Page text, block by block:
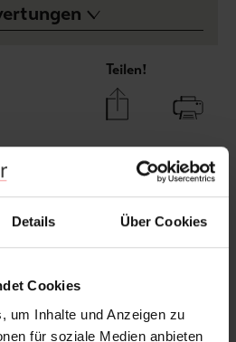
Details Über Cookies
Cookies
um Inhalte und Anzeigen zu
für soziale Medien anbieten
Teilen!